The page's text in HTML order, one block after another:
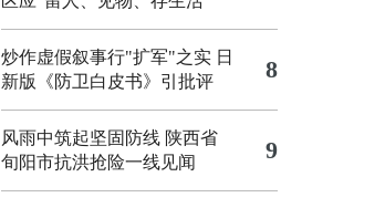
炒作虚假叙事行"扩军"之实 日
新版《防卫白皮书》引批评
8
风雨中筑起坚固防线 陕西省
旬阳市抗洪抢险一线见闻
9